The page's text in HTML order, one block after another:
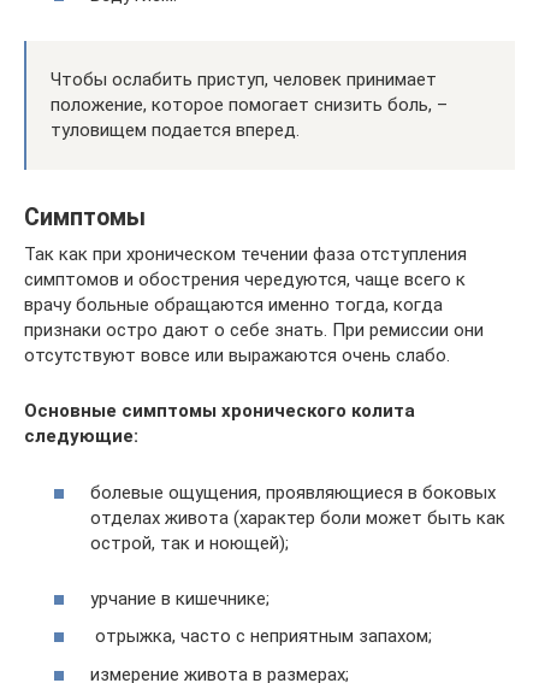
Чтобы ослабить приступ, человек принимает
положение, которое помогает снизить боль, –
туловищем подается вперед.
Симптомы
Так как при хроническом течении фаза отступления
симптомов и обострения чередуются, чаще всего к
врачу больные обращаются именно тогда, когда
признаки остро дают о себе знать. При ремиссии они
отсутствуют вовсе или выражаются очень слабо.
Основные симптомы хронического колита
следующие:
болевые ощущения, проявляющиеся в боковых
отделах живота (характер боли может быть как
острой, так и ноющей);
урчание в кишечнике;
отрыжка, часто с неприятным запахом;
измерение живота в размерах;